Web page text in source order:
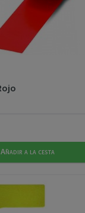
Añadir a la cesta